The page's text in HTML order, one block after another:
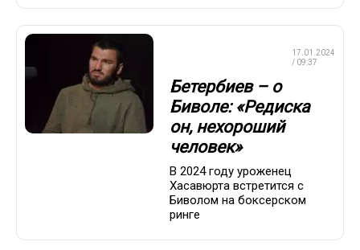
17.01.2024
/ 09:37
Бетербиев – о
Биволе: «Редиска
он, нехороший
человек»
В 2024 году уроженец
Хасавюрта встретится с
Биволом на боксерском
ринге